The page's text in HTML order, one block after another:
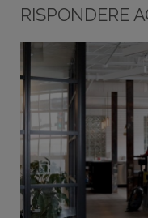
RISPONDERE